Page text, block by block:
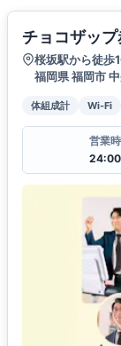
チョコザッ
桜坂駅から徒歩
福岡県 福岡市
体組成計 Wi-Fi
営業
24:00